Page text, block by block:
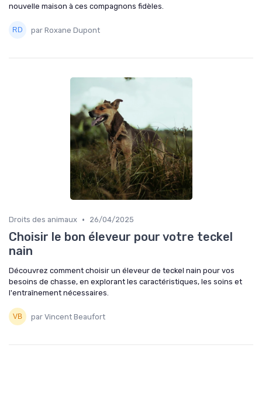
nouvelle maison à ces compagnons fidèles.
par Roxane Dupont
Droits des animaux • 26/04/2025
Choisir le bon éleveur pour votre teckel
nain
Découvrez comment choisir un éleveur de teckel nain pour vos
besoins de chasse, en explorant les caractéristiques, les soins et
l'entraînement nécessaires.
par Vincent Beaufort